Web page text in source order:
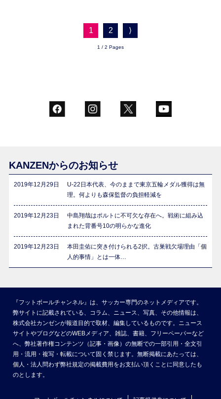
1 2 ⟩
1 / 2 Pages
KANZENからのお知らせ
2019年12月29日
U-22日本代表、今のままで東京五輪メダル獲得は無
理。何よりも森保監督の負担軽減を
2019年12月23日
中島翔哉はポルトに不可欠な存在へ。戦術に組み込
まれた背番号10の明らかな進化
2019年12月23日
本田圭佑に突き付けられる2択。古巣戦欠場理由「個
人的事情」とは一体…
『フットボールチャンネル』は、サッカー専門のネットメディアです。
弊サイトに記載されている、コラム、ニュース、写真、その他情報は、
株式会社カンゼンが報道目的で取材、編集しているものです。ニュース
サイトやブログなどのWEBメディア、雑誌、書籍、フリーペーパーなど
へ、弊社著作権コンテンツ（記事・画像）の無断での一部引用・全文引
用・流用・複写・転載について固く禁じます。無断掲載にあたっては、
個人・法人問わず弊社規定の掲載費用をお支払い頂くことに同意したも
のとします。